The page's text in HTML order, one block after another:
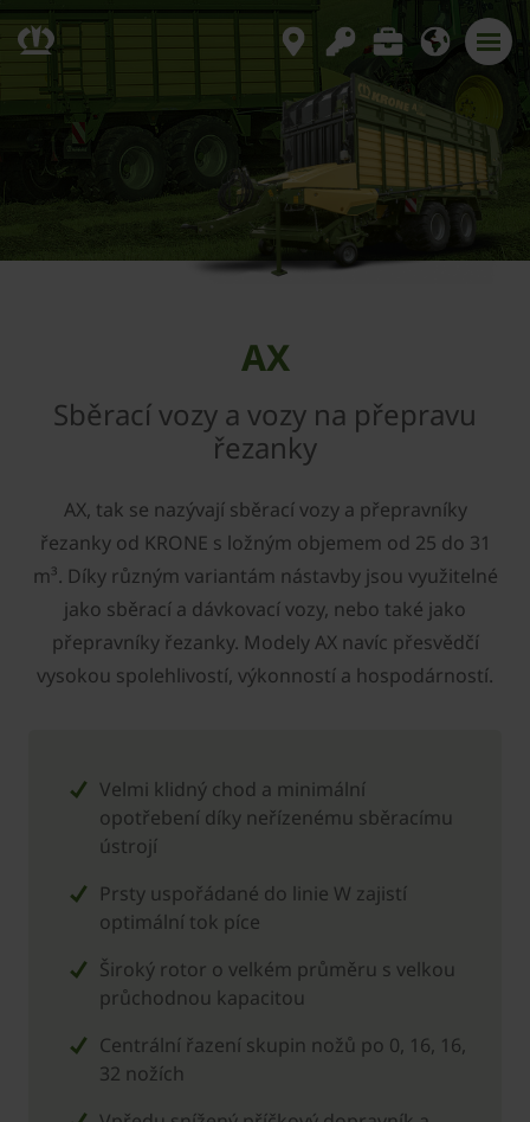
AX
Sběrací vozy a vozy na přepravu
řezanky
AX, tak se nazývají sběrací vozy a přepravníky
řezanky od KRONE s ložným objemem od 25 do 31
m³. Díky různým variantám nástavby jsou využitelné
jako sběrací a dávkovací vozy, nebo také jako
přepravníky řezanky. Modely AX navíc přesvědčí
vysokou spolehlivostí, výkonností a hospodárností.
Velmi klidný chod a minimální
opotřebení díky neřízenému sběracímu
ústrojí
Prsty uspořádané do linie W zajistí
optimální tok píce
Široký rotor o velkém průměru s velkou
průchodnou kapacitou
Centrální řazení skupin nožů po 0, 16, 16,
32 nožích